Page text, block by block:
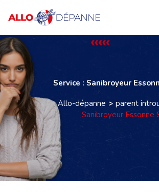
Service : Sanibroyeur
Allo-dépanne
parent
Sanibroyeur Essonne